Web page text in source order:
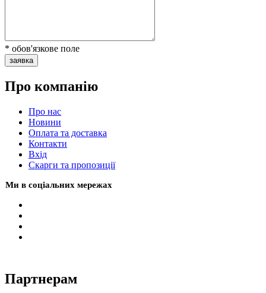
* обов'язкове поле
заявка
Про компанію
Про нас
Новини
Оплата та доставка
Контакти
Вхiд
Скарги та пропозиції
Ми в соціальних мережах
Партнерам